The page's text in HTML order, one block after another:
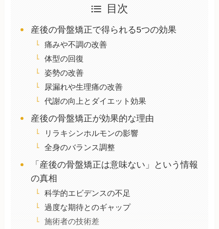
目次
産後の骨盤矯正で得られる5つの効果
痛みや不調の改善
体型の回復
姿勢の改善
尿漏れや生理痛の改善
代謝の向上とダイエット効果
産後の骨盤矯正が効果的な理由
リラキシンホルモンの影響
全身のバランス調整
「産後の骨盤矯正は意味ない」という情報
の真相
科学的エビデンスの不足
過度な期待とのギャップ
施術者の技術差